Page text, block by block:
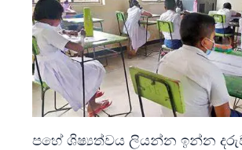
පහේ ශිෂ්‍යත්වය ලියන්න ඉන්න